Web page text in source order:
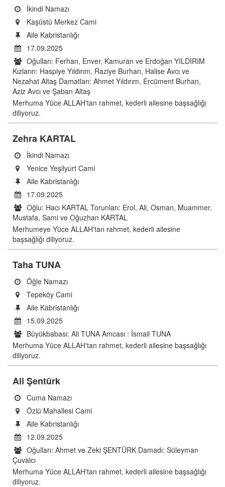
İkindi Namazı
Kaşüstü Merkez Cami
Aile Kabristanlığı
17.09.2025
Oğulları: Ferhan, Enver, Kamuran ve Erdoğan YILDIRIM
Kızların: Haspiye Yıldırım, Raziye Burhan, Halise Avcı ve
Nezahat Altaş Damatları: Ahmet Yıldırım, Ercüment Burhan,
Aziz Avcı ve Şaban Altaş
Merhuma Yüce ALLAH'tan rahmet, kederli ailesine başsağlığı
diliyoruz.
Zehra KARTAL
İkindi Namazı
Yenice Yeşilyurt Cami
Aile Kabristanlığı
17.09.2025
Oğlu: Hacı KARTAL Torunları: Erol, Ali, Osman, Muammer,
Mustafa, Sami ve Oğuzhan KARTAL
Merhumeye Yüce ALLAH'tan rahmet, kederli ailesine
başsağlığı diliyoruz.
Taha TUNA
Öğle Namazı
Tepeköy Cami
Aile Kabristanlığı
15.09.2025
Büyükbabası: Ali TUNA Amcası : İsmail TUNA
Merhuma Yüce ALLAH'tan rahmet, kederli ailesine başsağlığı
diliyoruz.
Ali Şentürk
Cuma Namazı
Özlü Mahallesi Cami
Aile Kabristanlığı
12.09.2025
Oğulları: Ahmet ve Zeki ŞENTÜRK Damadı: Süleyman
Çuvalcı
Merhuma Yüce ALLAH'tan rahmet, kederli ailesine başsağlığı
diliyoruz.